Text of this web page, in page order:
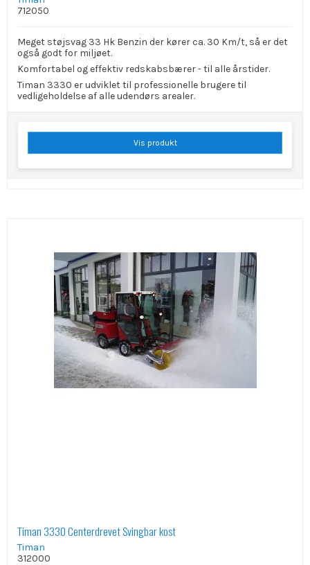
712050
Meget støjsvag 33 Hk Benzin der kører ca. 30 Km/t, så er det
også godt for miljøet.
Komfortabel og effektiv redskabsbærer - til alle årstider.
Timan 3330 er udviklet til professionelle brugere til
vedligeholdelse af alle udendørs arealer.
Vis produkt
Timan 3330 Centerdrevet Svingbar kost
Timan
312000